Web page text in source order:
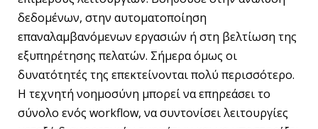
δεδομένων, στην αυτοματοποίηση
επαναλαμβανόμενων εργασιών ή στη βελτίωση της
εξυπηρέτησης πελατών. Σήμερα όμως οι
δυνατότητές της επεκτείνονται πολύ περισσότερο.
Η τεχνητή νοημοσύνη μπορεί να επηρεάσει το
σύνολο ενός workflow, να συντονίσει λειτουργίες